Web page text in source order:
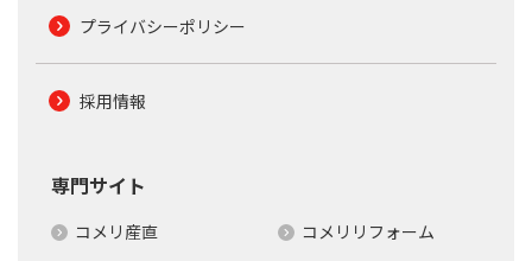
プライバシーポリシー
採用情報
専門サイト
コメリ産直 コメリリフォーム